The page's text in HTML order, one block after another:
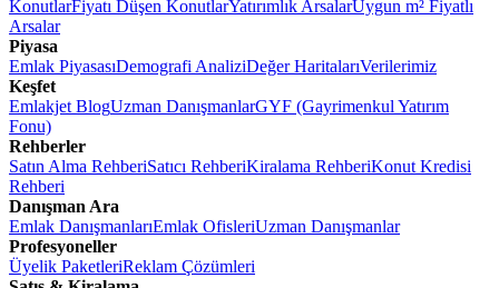
KonutlarFiyatı Düşen KonutlarYatırımlık ArsalarUygun m² Fiyatlı
Arsalar
Piyasa
Emlak PiyasasıDemografi AnaliziDeğer HaritalarıVerilerimiz
Keşfet
Emlakjet BlogUzman DanışmanlarGYF (Gayrimenkul Yatırım
Fonu)
Rehberler
Satın Alma RehberiSatıcı RehberiKiralama RehberiKonut Kredisi
Rehberi
Danışman Ara
Emlak DanışmanlarıEmlak OfisleriUzman Danışmanlar
Profesyoneller
Üyelik PaketleriReklam Çözümleri